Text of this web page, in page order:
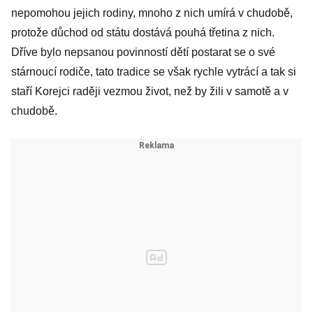
nepomohou jejich rodiny, mnoho z nich umírá v chudobě,
protože důchod od státu dostává pouhá třetina z nich.
Dříve bylo nepsanou povinností dětí postarat se o své
stárnoucí rodiče, tato tradice se však rychle vytrácí a tak si
staří Korejci raději vezmou život, než by žili v samotě a v
chudobě.